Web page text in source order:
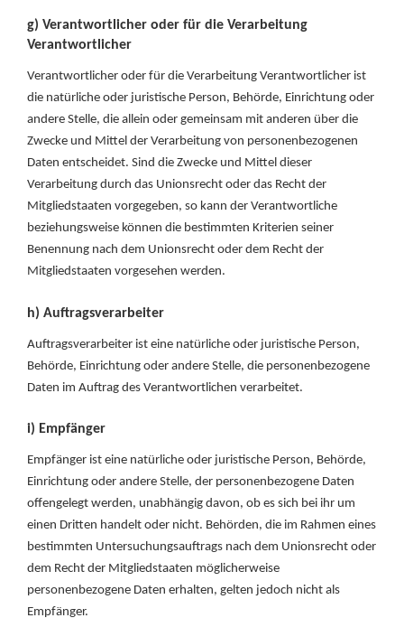
g) Verantwortlicher oder für die Verarbeitung
Verantwortlicher
Verantwortlicher oder für die Verarbeitung Verantwortlicher ist
die natürliche oder juristische Person, Behörde, Einrichtung oder
andere Stelle, die allein oder gemeinsam mit anderen über die
Zwecke und Mittel der Verarbeitung von personenbezogenen
Daten entscheidet. Sind die Zwecke und Mittel dieser
Verarbeitung durch das Unionsrecht oder das Recht der
Mitgliedstaaten vorgegeben, so kann der Verantwortliche
beziehungsweise können die bestimmten Kriterien seiner
Benennung nach dem Unionsrecht oder dem Recht der
Mitgliedstaaten vorgesehen werden.
h) Auftragsverarbeiter
Auftragsverarbeiter ist eine natürliche oder juristische Person,
Behörde, Einrichtung oder andere Stelle, die personenbezogene
Daten im Auftrag des Verantwortlichen verarbeitet.
i) Empfänger
Empfänger ist eine natürliche oder juristische Person, Behörde,
Einrichtung oder andere Stelle, der personenbezogene Daten
offengelegt werden, unabhängig davon, ob es sich bei ihr um
einen Dritten handelt oder nicht. Behörden, die im Rahmen eines
bestimmten Untersuchungsauftrags nach dem Unionsrecht oder
dem Recht der Mitgliedstaaten möglicherweise
personenbezogene Daten erhalten, gelten jedoch nicht als
Empfänger.